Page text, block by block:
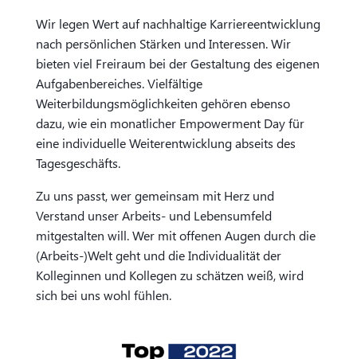
Wir legen Wert auf nachhaltige Karriereentwicklung
nach persönlichen Stärken und Interessen. Wir
bieten viel Freiraum bei der Gestaltung des eigenen
Aufgabenbereiches. Vielfältige
Weiterbildungsmöglichkeiten gehören ebenso
dazu, wie ein monatlicher Empowerment Day für
eine individuelle Weiterentwicklung abseits des
Tagesgeschäfts.
Zu uns passt, wer gemeinsam mit Herz und
Verstand unser Arbeits- und Lebensumfeld
mitgestalten will. Wer mit offenen Augen durch die
(Arbeits-)Welt geht und die Individualität der
Kolleginnen und Kollegen zu schätzen weiß, wird
sich bei uns wohl fühlen.